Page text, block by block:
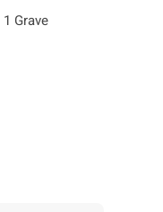
Grave